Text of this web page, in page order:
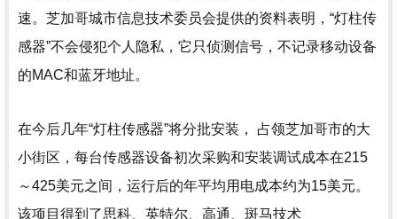
速。芝加哥城市信息技术委员会提供的资料表明，“灯柱传
感器”不会侵犯个人隐私，它只侦测信号，不记录移动设备
的MAC和蓝牙地址。
在今后几年“灯柱传感器”将分批安装， 占领芝加哥市的大
小街区，每台传感器设备初次采购和安装调试成本在215
～425美元之间，运行后的年平均用电成本约为15美元。
该项目得到了思科、英特尔、高通、斑马技术